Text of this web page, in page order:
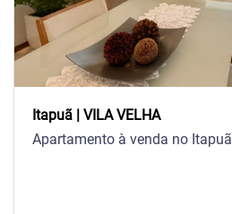
Itapuã | VILA VELHA
Apartamento à venda no Itapuã